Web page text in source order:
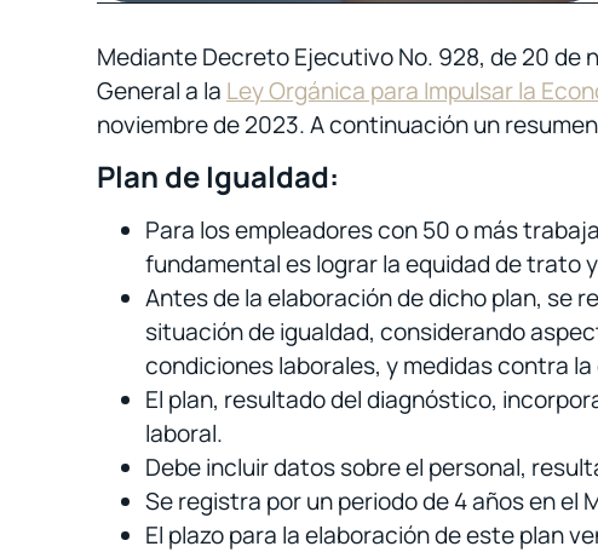
Mediante Decreto Ejecutivo No. 928, de 20 de
General a la Ley Orgánica para Impulsar la
noviembre de 2023. A continuación un
Plan de Igualdad:
Para los empleadores con 50 o más
fundamental es lograr la equidad de trato
Antes de la elaboración de dicho plan, se
situación de igualdad, considerando
condiciones laborales, y medidas contra
El plan, resultado del diagnóstico,
laboral.
Debe incluir datos sobre el personal,
Se registra por un periodo de 4 años en el
El plazo para la elaboración de este plan